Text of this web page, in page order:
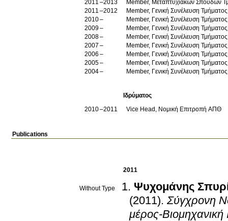
2011 2013
Member, Μεταπτυχιακών Σπουδών
2011
2012
Member, Γενική Συνέλευση
2010
Member, Γενική Συνέλευση
2009
Member, Γενική Συνέλευση
2008
Member, Γενική Συνέλευση
2007
Member, Γενική Συνέλευση
2006
Member, Γενική Συνέλευση
2005
Member, Γενική Συνέλευση
2004
Member, Γενική Συνέλευση
Ιδρύματος
2010
2011 Vice Head, Νομική Επιτροπή ΑΠΘ
Publications
2011
Without Type
Ψυχομάνης
(2011). Σύγχρονη
μέρος-Βιομηχανική